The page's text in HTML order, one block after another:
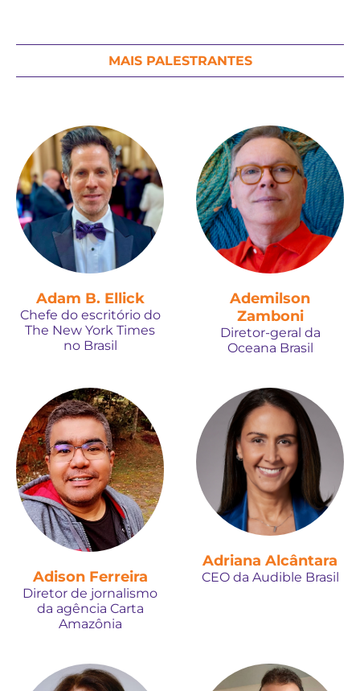
MAIS PALESTRANTES
Adam B. Ellick
Chefe do escritório do
The New York Times
no Brasil
Ademilson
Zamboni
Diretor-geral da
Oceana Brasil
Adison Ferreira
Diretor de jornalismo
da agência Carta
Amazônia
Adriana Alcântara
CEO da Audible Brasil